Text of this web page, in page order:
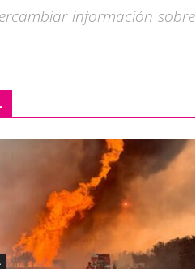
información sobre